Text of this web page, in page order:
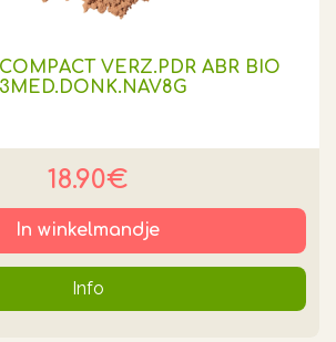
VERZ.PDR ABR BIO
18.90€
In winkelmandje
Info